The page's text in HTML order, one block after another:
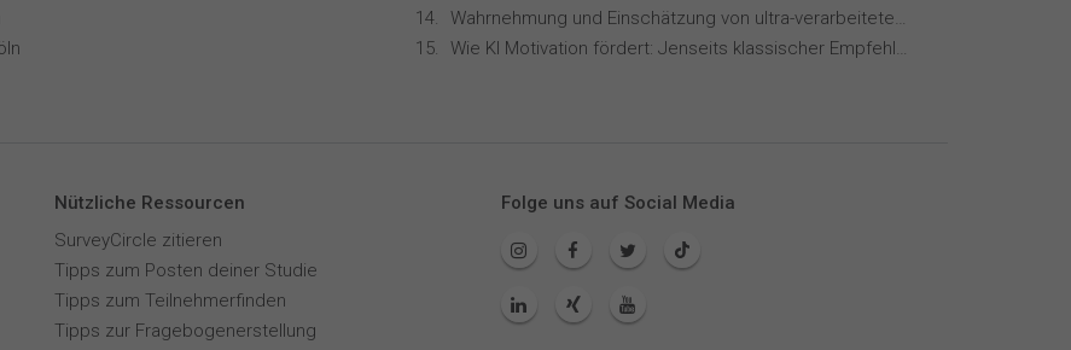
Wahrnehmung und Einschätzung von ultra-verarbeiteten Lebensmitteln
Wie KI Motivation fördert: Jenseits klassischer Empfehlungssysteme
Nützliche Ressourcen
SurveyCircle zitieren
Tipps zum Posten deiner Studie
Tipps zum Teilnehmerfinden
Tipps zur Fragebogenerstellung
Folge uns auf Social Media